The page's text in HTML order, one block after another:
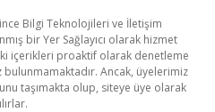
Bilgi Teknolojileri ve İletişim
bir Yer Sağlayıcı olarak hizmet
içerikleri proaktif olarak denetleme
Ancak, üyelerimiz
taşımakta olup, siteye üye olarak